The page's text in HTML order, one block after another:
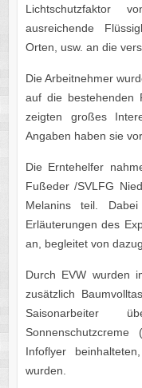
Lichtschutzfaktor
ausreichende
Orten, usw. an die
Die Arbeitnehmer
auf die bestehenden
zeigten großes
Angaben haben sie
Die Erntehelfer
Fußeder /SVLFG
Melanins teil.
Erläuterungen des
an, begleitet von
Durch EVW wurden
zusätzlich
Saisonarbeiter
Infoflyer
wurden.